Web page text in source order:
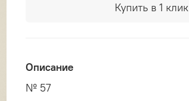
Купить в 1 клик
Описание
№ 57